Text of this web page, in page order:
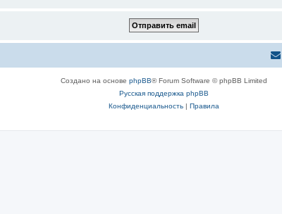
Создано на основе phpBB® Forum Software © phpBB Limited
Русская поддержка phpBB
Конфиденциальность| Правила